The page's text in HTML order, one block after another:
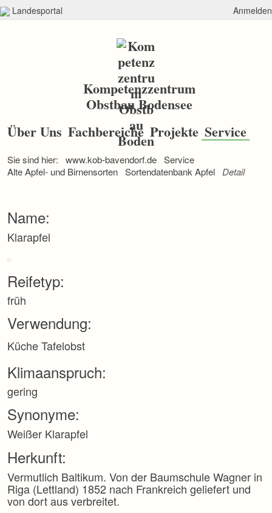
Landesportal Anmelden
Kompetenzzentrum
Obstbau Bodensee
a
v
g
a
n
ü
b
r
p
r
i
n
g
n
Über Uns Fachbereiche Projekte Service
Sie sind hier: www.kob-bavendorf.de Service
Alte Apfel- und Birnensorten Sortendatenbank Apfel Detail
Name:
Klarapfel
Reifetyp:
früh
Verwendung:
KücheTafelobst
Klimaanspruch:
gering
Synonyme:
Weißer Klarapfel
Herkunft:
Vermutlich Baltikum. Von der Baumschule Wagner in
Riga (Lettland) 1852 nach Frankreich geliefert und
von dort aus verbreitet.